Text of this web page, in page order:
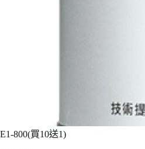
E1-800(買10送1)